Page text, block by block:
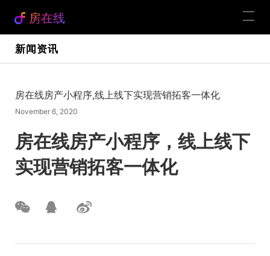
房在线
新闻资讯
房在线房产小程序,线上线下实现营销拓客一体化
November 6, 2020
房在线房产小程序，线上线下
实现营销拓客一体化